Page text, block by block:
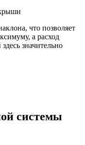
что позволяет
а расход
значительно
системы